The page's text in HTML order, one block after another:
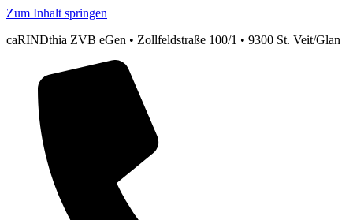
Zum Inhalt springen
caRINDthia ZVB eGen • Zollfeldstraße 100/1 • 9300 St. Veit/Glan